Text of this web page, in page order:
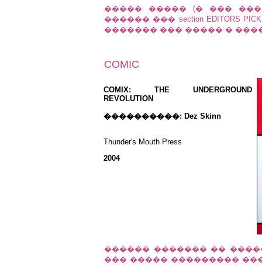
����� ����� (� ���
������ ��� section EDITORS
������� ��� ����� �
COMIC
COMIX: THE UNDERGROUND
REVOLUTION
����������: Dez Skinn
Thunder's Mouth Press
2004
������ ������� �� ������
��� ����� ���������